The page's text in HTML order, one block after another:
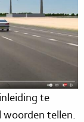
te
tellen.